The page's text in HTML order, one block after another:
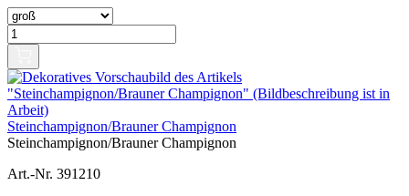
Steinchampignon/Brauner Champignon
Steinchampignon/Brauner Champignon
Art.-Nr. 391210